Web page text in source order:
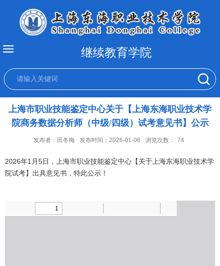
继续教育学院
上海市职业技能鉴定中心关于【上海东海职业技术学
院商务数据分析师（中级/四级）试考意见书】公示
发布者：田冬梅 发布时间：2026-01-06 浏览次数： 74
2026年1月5日，上海市职业技能鉴定中心【关于上海东海职业技术学
院试考】出具意见书，特此公示！